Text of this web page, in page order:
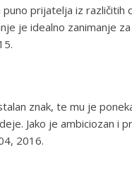
prijatelja iz
je idealno zanimanje
znak, te mu je
Jako je ambiciozan i
2016.